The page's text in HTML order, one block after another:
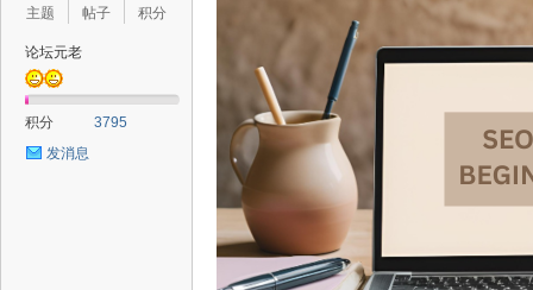
主题
帖子
积分
论坛元老
积分
3795
发消息